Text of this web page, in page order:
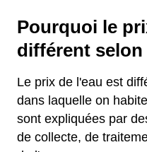
Pourquoi le
différent selon
Le prix de l'eau est
dans laquelle on
sont expliquées par
de collecte, de